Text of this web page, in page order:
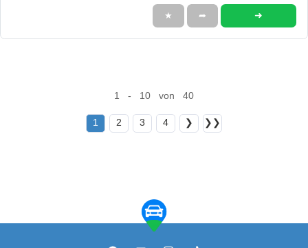
★ ➦ ➜
1 - 10 von 40
1 2 3 4 ❯ ❯❯